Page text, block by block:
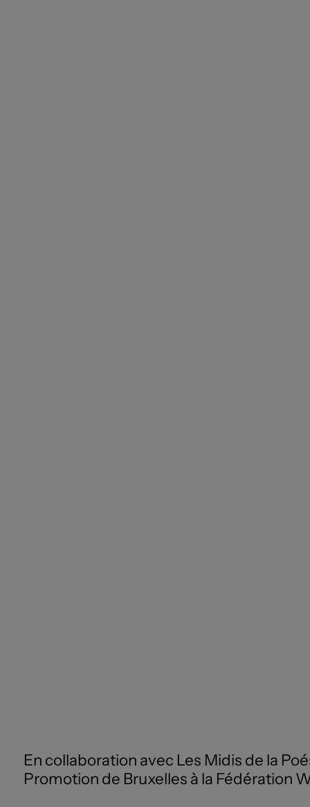
En collaboration avec Les Midis de la
Promotion de Bruxelles à la Fédération